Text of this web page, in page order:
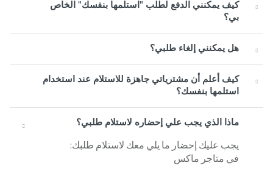
كيف يمكنني الدفع لطلب "استلمها بنفسك" الخاص
بي؟
هل يمكنني إلغاء طلبي؟
كيف أعلم أن مشترياتي جاهزة للاستلام عند استخدام
استلمها بنفسك؟
ماذا الذي يجب علي إحضاره لاستلام طلبي؟
يجب عليك إحضار ما يلي معك لاستلام طلبك:
في متاجر ماكس